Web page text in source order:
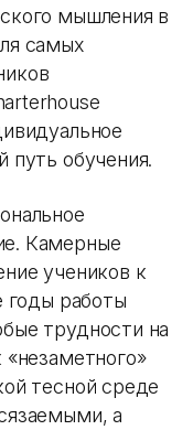
мышления в
самых
путь обучения.
Камерные
учеников к
годы работы
трудности на
тесной среде
а